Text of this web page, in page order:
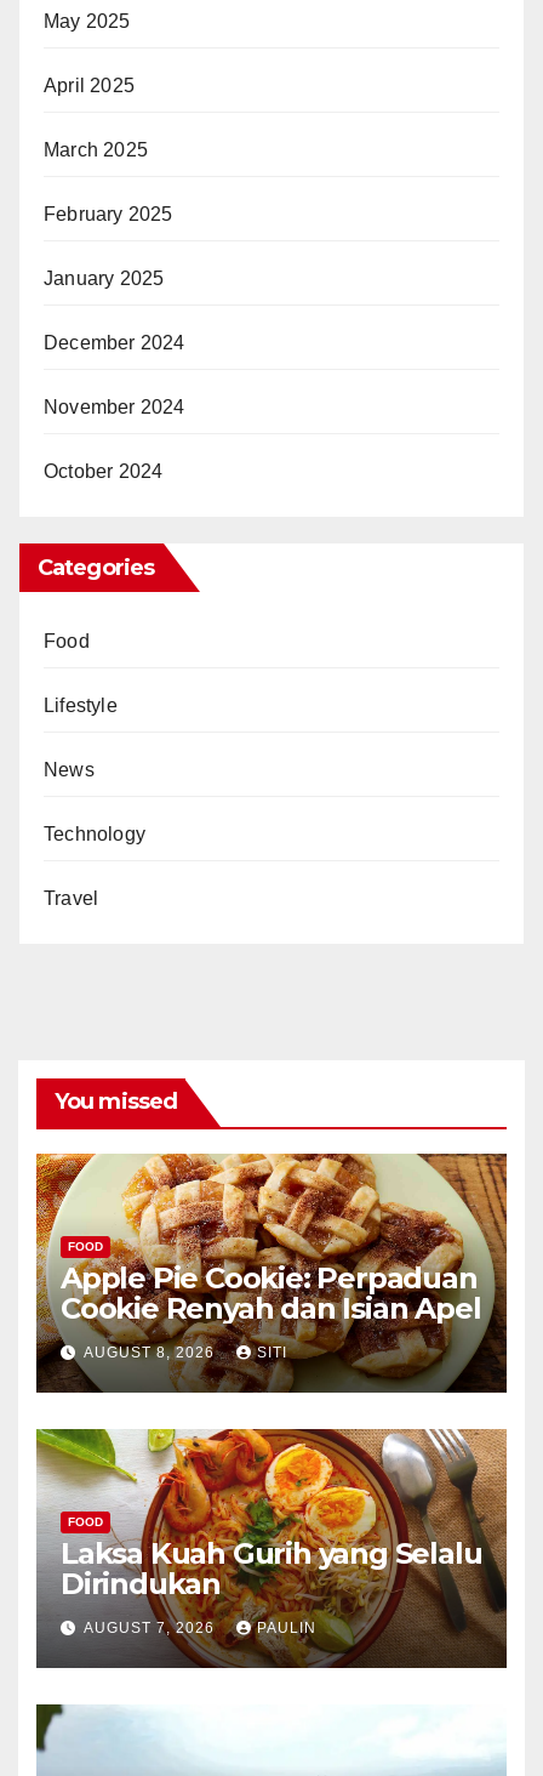
May 2025
April 2025
March 2025
February 2025
January 2025
December 2024
November 2024
October 2024
Categories
Food
Lifestyle
News
Technology
Travel
You missed
FOOD
Apple Pie Cookie: Perpaduan
Cookie Renyah dan Isian Apel
AUGUST 8, 2026 SITI
FOOD
Laksa Kuah Gurih yang Selalu
Dirindukan
AUGUST 7, 2026 PAULIN